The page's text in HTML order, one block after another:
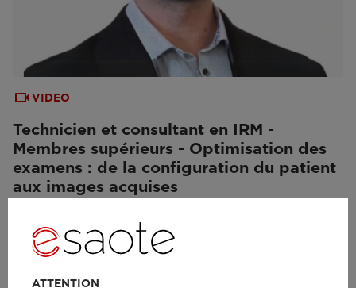
VIDEO
Technicien et consultant en IRM -
Membres supérieurs - Optimisation des
examens : de la configuration du patient
aux images acquises
ATTENTION